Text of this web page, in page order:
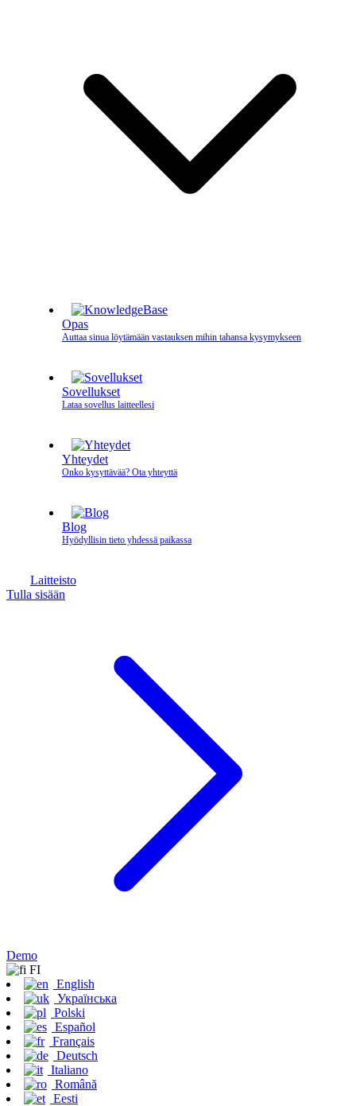
Opas
Auttaa sinua löytämään vastauksen mihin tahansa kysymykseen
Sovellukset
Lataa sovellus laitteellesi
Yhteydet
Onko kysyttävää? Ota yhteyttä
Blog
Hyödyllisin tieto yhdessä paikassa
Laitteisto
Tulla sisään
Demo
FI
English
Українська
Polski
Español
Français
Deutsch
Italiano
Română
Eesti